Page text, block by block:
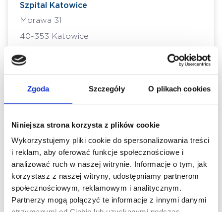
Zgoda Szczegóły O plikach cookies
Niniejsza strona korzysta z plików cookie
Wykorzystujemy pliki cookie do spersonalizowania treści
i reklam, aby oferować funkcje społecznościowe i
analizować ruch w naszej witrynie. Informacje o tym, jak
korzystasz z naszej witryny, udostępniamy partnerom
społecznościowym, reklamowym i analitycznym.
Partnerzy mogą połączyć te informacje z innymi danymi
Szpital Katowice
Morawa 31
40-353 Katowice
Szpital Katowice
40-353 Katowice
Poradnie lekarza
Szpital Katowice
Poradnia urazowo-ortopedyczna - NFZ